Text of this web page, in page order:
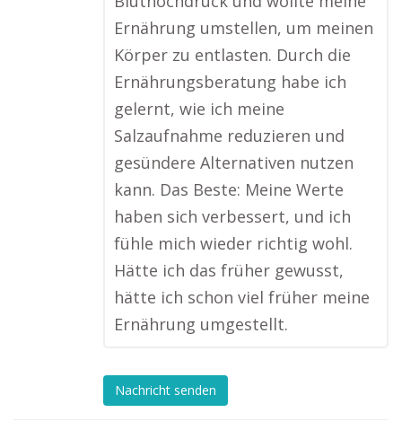
Ernährung umstellen, um meinen
Körper zu entlasten. Durch die
Ernährungsberatung habe ich
gelernt, wie ich meine
Salzaufnahme reduzieren und
gesündere Alternativen nutzen
kann. Das Beste: Meine Werte
haben sich verbessert, und ich
fühle mich wieder richtig wohl.
Hätte ich das früher gewusst,
hätte ich schon viel früher meine
Ernährung umgestellt.
Nachricht senden